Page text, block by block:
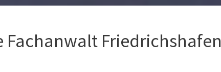
Friedrichshafen